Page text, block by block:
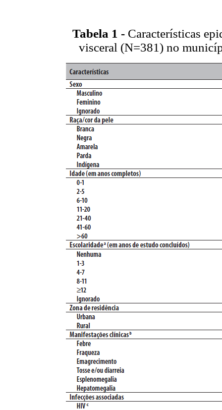
Tabela 1 -Características
visceral (N=381) no